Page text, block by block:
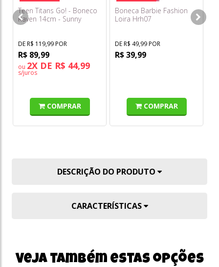
Teen Titans Go! - Boneco
Raven 14cm - Sunny
DE R$ 119,99 POR
R$ 89,99
ou 2X DE R$ 44,99
s/juros
COMPRAR
Boneca Barbie Fashion
Loira Hrh07
DE R$ 49,99 POR
R$ 39,99
COMPRAR
DESCRIÇÃO DO PRODUTO
CARACTERÍSTICAS
Veja também estas opções